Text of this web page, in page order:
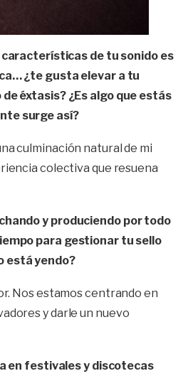
características de tu sonido es
¿te gusta elevar a tu
éxtasis? ¿Es algo que estás
surge así?
culminación natural de mi
colectiva que resuena
y produciendo por todo
para gestionar tu sello
está yendo?
Nos estamos centrando en
y darle un nuevo
en festivales y discotecas